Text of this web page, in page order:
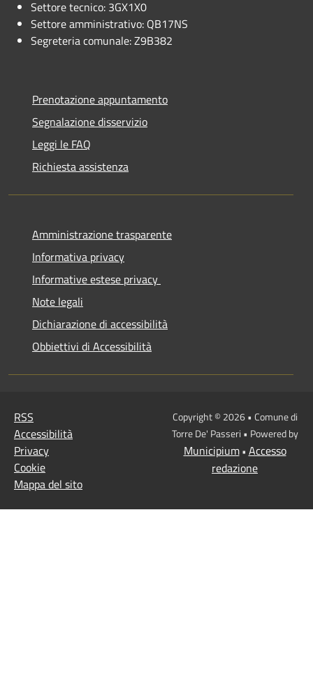
Settore tecnico: 3GX1X0
Settore amministrativo: QB17NS
Segreteria comunale: Z9B382
Prenotazione appuntamento
Segnalazione disservizio
Leggi le FAQ
Richiesta assistenza
Amministrazione trasparente
Informativa privacy
Informative estese privacy
Note legali
Dichiarazione di accessibilità
Obbiettivi di Accessibilità
RSS
Accessibilità
Privacy
Cookie
Mappa del sito
Copyright © 2026 • Comune di
Torre De' Passeri • Powered by
Municipium• Accesso
redazione